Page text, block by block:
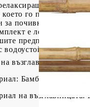
дневна
което го прави здрав
за почивка. Калъфите
е лесен за
предпочитания.
водоустойчиво
възглавницата:
Бамбук
на възглавницата: